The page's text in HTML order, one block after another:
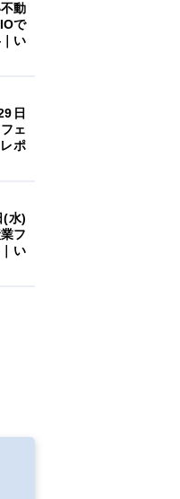
動
で
い
日
ェ
ポ
(水)
フ
い